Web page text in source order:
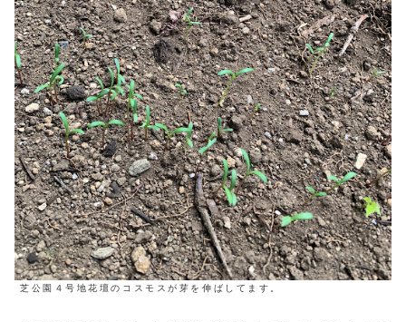
芝公園４号地花壇のコスモスが芽を伸ばしてます。